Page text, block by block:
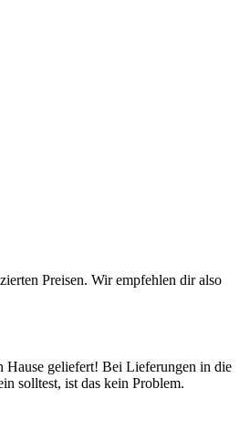
Preisen. Wir empfehlen dir also
Hause geliefert! Bei Lieferungen in die
solltest, ist das kein Problem.